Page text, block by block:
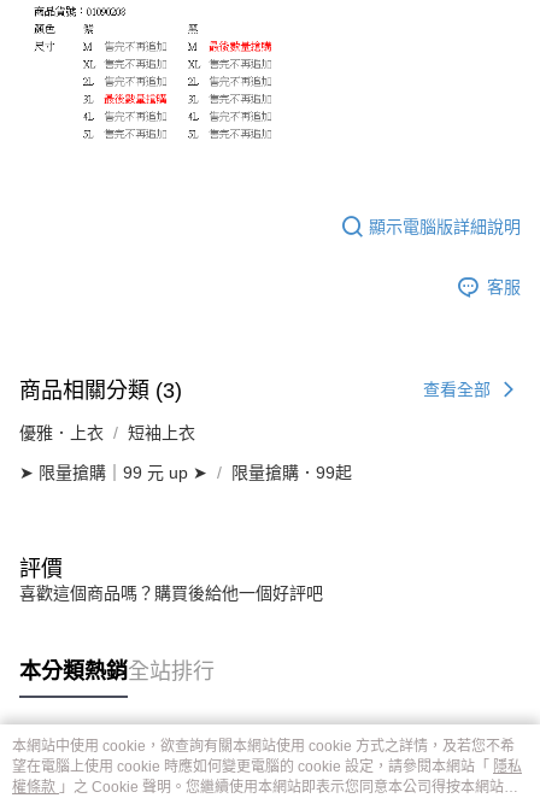
顯示電腦版詳細說明
客服
商品相關分類 (3) 查看全部
優雅．上衣 短袖上衣
➤ 限量搶購｜99 元 up ➤ 限量搶購．99起
評價
喜歡這個商品嗎？購買後給他一個好評吧
本分類熱銷全站排行
熱門標籤
本網站中使用 cookie，欲查詢有關本網站使用 cookie 方式之詳情，及若您不希
望在電腦上使用 cookie 時應如何變更電腦的 cookie 設定，請參閱本網站「 隱私
權條款 」之 Cookie 聲明。您繼續使用本網站即表示您同意本公司得按本網站使